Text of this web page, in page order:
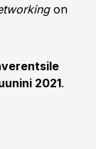
on
2021.